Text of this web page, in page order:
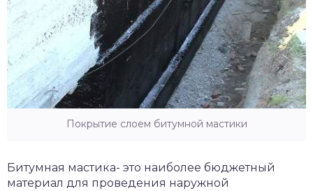
Покрытие слоем битумной мастики
Битумная мастика- это наиболее бюджетный
материал для проведения наружной